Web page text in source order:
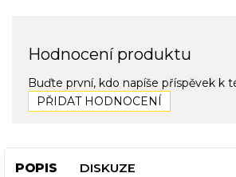
Hodnocení produktu
Buďte první, kdo napíše příspěvek k
PŘIDAT HODNOCENÍ
POPIS DISKUZE